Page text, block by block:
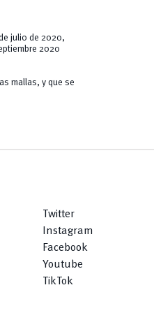
julio de 2020,
2020
mallas, y que se
Twitter
Instagram
Facebook
Youtube
TikTok